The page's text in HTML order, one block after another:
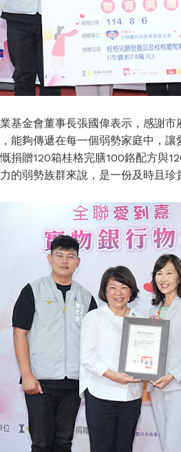
基金會董事長張國偉表示，感謝
能夠傳遞在每一個弱勢家庭中，
捐贈120箱桂格完膳100鉻配方與
的弱勢族群來說，是一份及時且珍